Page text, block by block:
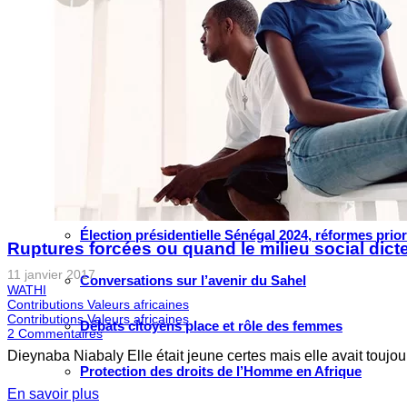
Grand large
Justice pour les victimes des crimes graves au
Renforcement et transformation des systèmes
Élection présidentielle Sénégal 2024, réformes
Conversations sur l’avenir du Sahel
Débats citoyens place et rôle des femmes
Protection des droits de l’Homme en Afrique
Ruptures forcées ou quand le milieu social
11 janvier 2017
WATHI
Contributions Valeurs africaines
Contributions Valeurs africaines
2 Commentaires
Dieynaba Niabaly Elle était jeune certes mais elle avait
En savoir plus